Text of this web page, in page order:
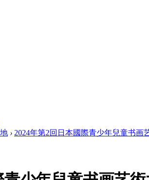
› 2024年第2回日本國際青少年兒童书画